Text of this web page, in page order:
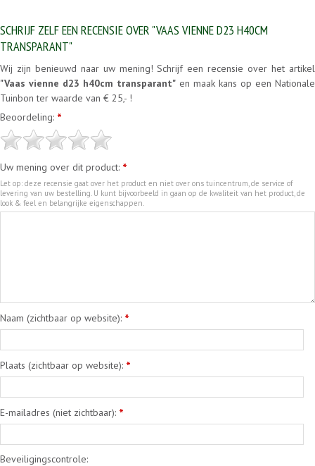
SCHRIJF ZELF EEN RECENSIE OVER "VAAS VIENNE D23 H40CM
TRANSPARANT"
Wij zijn benieuwd naar uw mening! Schrijf een recensie over het artikel
"Vaas vienne d23 h40cm transparant" en maak kans op een Nationale
Tuinbon ter waarde van € 25,- !
Beoordeling: *
Uw mening over dit product: *
Let op: deze recensie gaat over het product en niet over ons tuincentrum, de service of
levering van uw bestelling. U kunt bijvoorbeeld in gaan op de kwaliteit van het product, de
look & feel en belangrijke eigenschappen.
Naam (zichtbaar op website): *
Plaats (zichtbaar op website): *
E-mailadres (niet zichtbaar): *
Beveiligingscontrole: